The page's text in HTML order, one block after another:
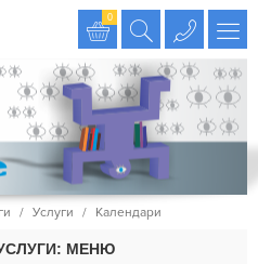
0
Услуги Календари
МЕНЮ